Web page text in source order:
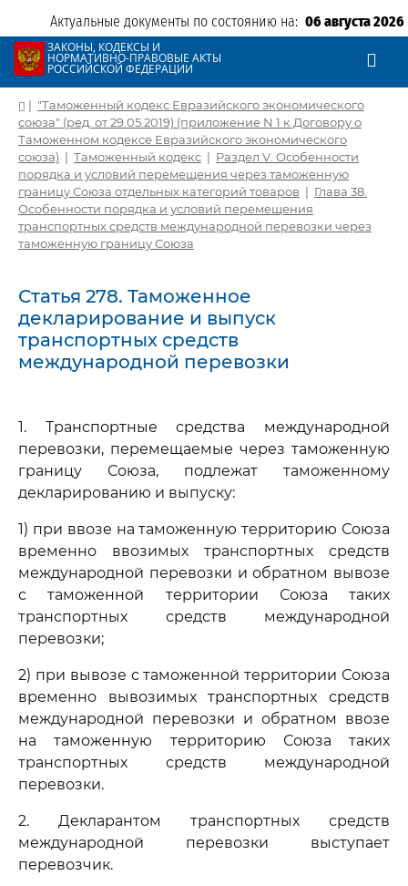
Актуальные документы по состоянию на: 06 августа 2026
ЗАКОНЫ, КОДЕКСЫ И
НОРМАТИВНО-ПРАВОВЫЕ АКТЫ
РОССИЙСКОЙ ФЕДЕРАЦИИ
| "Таможенный кодекс Евразийского экономического
союза" (ред. от 29.05.2019) (приложение N 1 к Договору о
Таможенном кодексе Евразийского экономического
союза) | Таможенный кодекс | Раздел V. Особенности
порядка и условий перемещения через таможенную
границу Союза отдельных категорий товаров | Глава 38.
Особенности порядка и условий перемещения
транспортных средств международной перевозки через
таможенную границу Союза
Статья 278. Таможенное
декларирование и выпуск
транспортных средств
международной перевозки
1. Транспортные средства международной
перевозки, перемещаемые через таможенную
границу Союза, подлежат таможенному
декларированию и выпуску:
1) при ввозе на таможенную территорию Союза
временно ввозимых транспортных средств
международной перевозки и обратном вывозе
с таможенной территории Союза таких
транспортных средств международной
перевозки;
2) при вывозе с таможенной территории Союза
временно вывозимых транспортных средств
международной перевозки и обратном ввозе
на таможенную территорию Союза таких
транспортных средств международной
перевозки.
2. Декларантом транспортных средств
международной перевозки выступает
перевозчик.